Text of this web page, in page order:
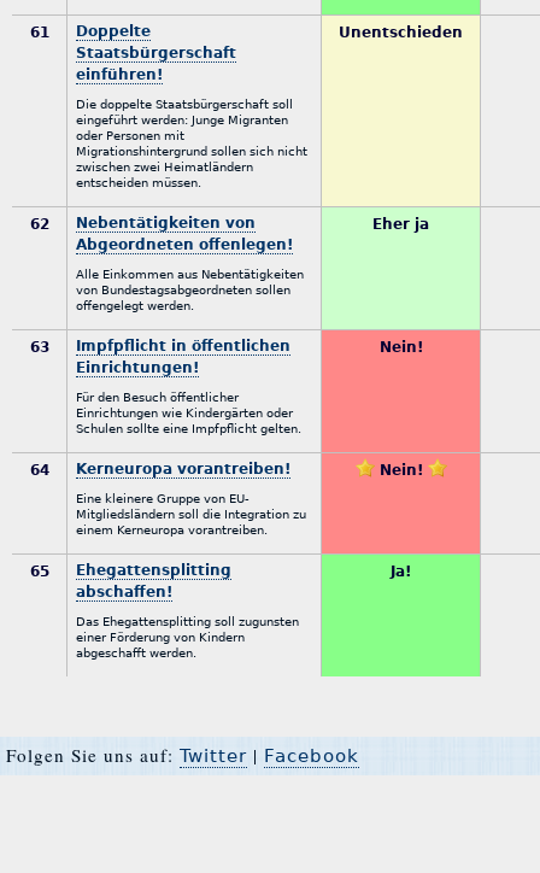
61
Doppelte
Staatsbürgerschaft
einführen!
Die doppelte Staatsbürgerschaft soll
eingeführt werden: Junge Migranten
oder Personen mit
Migrationshintergrund sollen sich nicht
zwischen zwei Heimatländern
entscheiden müssen.
Unentschieden
62
Nebentätigkeiten von
Abgeordneten offenlegen!
Alle Einkommen aus Nebentätigkeiten
von Bundestagsabgeordneten sollen
offengelegt werden.
Eher ja
63
Impfpflicht in öffentlichen
Einrichtungen!
Für den Besuch öffentlicher
Einrichtungen wie Kindergärten oder
Schulen sollte eine Impfpflicht gelten.
Nein!
64 Kerneuropa vorantreiben!
Eine kleinere Gruppe von EU-
Mitgliedsländern soll die Integration zu
einem Kerneuropa vorantreiben.
Nein!
65
Ehegattensplitting
abschaffen!
Das Ehegattensplitting soll zugunsten
einer Förderung von Kindern
abgeschafft werden.
Ja!
Folgen Sie uns auf: Twitter | Facebook